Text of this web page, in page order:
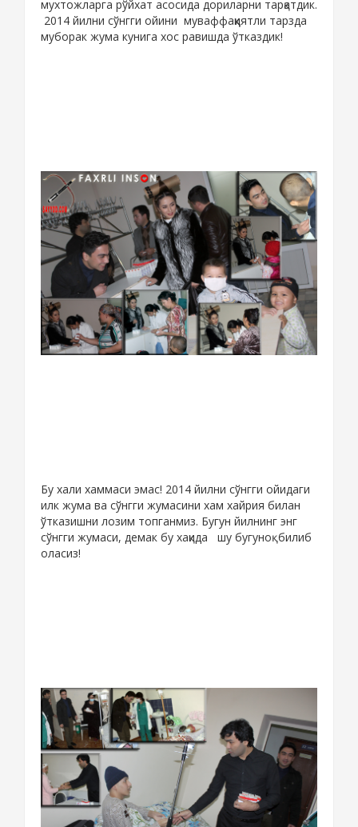
мухтожларга рўйхат асосида дориларни тарқатдик.
2014 йилни сўнгги ойини муваффаққиятли тарзда
муборак жума кунига хос равишда ўтказдик!
Бу хали хаммаси эмас! 2014 йилни сўнгги ойидаги
илк жума ва сўнгги жумасини хам хайрия билан
ўтказишни лозим топганмиз. Бугун йилнинг энг
сўнгги жумаси, демак бу хақида шу бугуноқ билиб
оласиз!